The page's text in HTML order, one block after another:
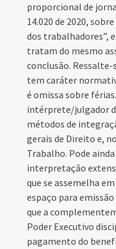
proporcional de
14.020 de 2020,
dos trabalhadores”,
tratam do mesmo
conclusão.
tem caráter
é omissa sobre
intérprete/julgador
métodos de
gerais de Direito e,
Trabalho. Pode
interpretação
que se assemelha
espaço para
que a
Poder Executivo
pagamento do